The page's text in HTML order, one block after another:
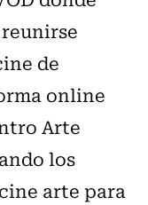
de
online
Arte
los
arte para